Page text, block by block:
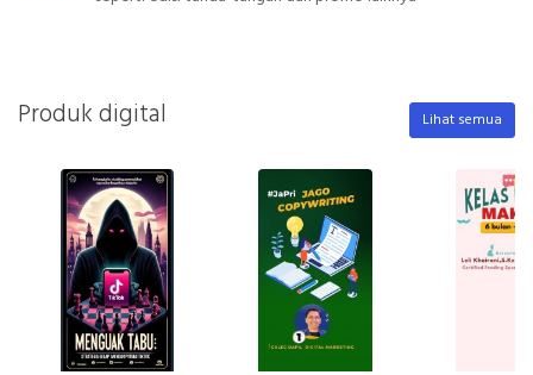
Produk digital Lihat semua